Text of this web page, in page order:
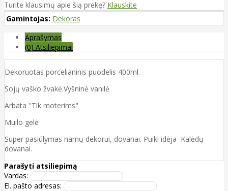
Turite klausimų apie šią prekę? Klauskite
Gamintojas: Dekoras
Aprašymas
(0) Atsiliepimai
Dekoruotas porcelianinis puodelis 400ml.
Sojų vaško žvakė.Vyšninė vanilė
Arbata ''Tik moterims"
Muilo gėlė
Super pasiūlymas namų dekorui, dovanai. Puiki idėja Kalėdų
dovanai.
Parašyti atsiliepimą
Vardas:
El. pašto adresas: